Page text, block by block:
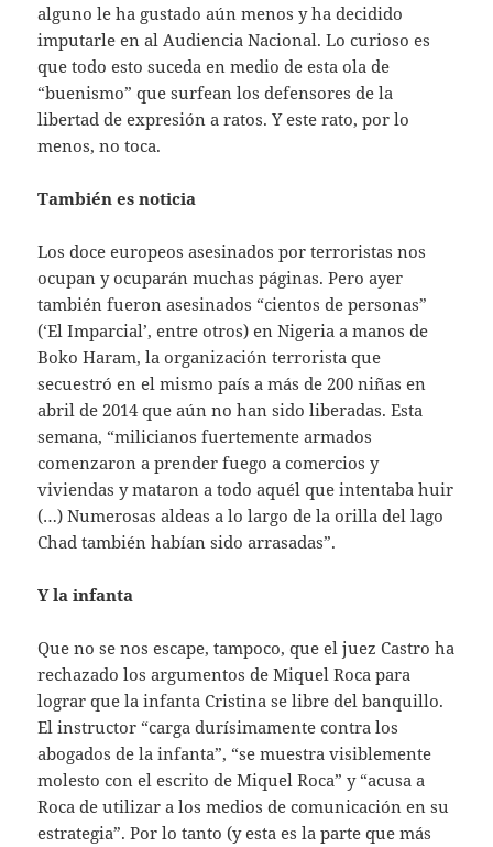
alguno le ha gustado aún menos y ha decidido
imputarle en al Audiencia Nacional. Lo curioso es
que todo esto suceda en medio de esta ola de
“buenismo” que surfean los defensores de la
libertad de expresión a ratos. Y este rato, por lo
menos, no toca.
También es noticia
Los doce europeos asesinados por terroristas nos
ocupan y ocuparán muchas páginas. Pero ayer
también fueron asesinados “cientos de personas”
(‘El Imparcial’, entre otros) en Nigeria a manos de
Boko Haram, la organización terrorista que
secuestró en el mismo país a más de 200 niñas en
abril de 2014 que aún no han sido liberadas. Esta
semana, “milicianos fuertemente armados
comenzaron a prender fuego a comercios y
viviendas y mataron a todo aquél que intentaba huir
(…) Numerosas aldeas a lo largo de la orilla del lago
Chad también habían sido arrasadas”.
Y la infanta
Que no se nos escape, tampoco, que el juez Castro ha
rechazado los argumentos de Miquel Roca para
lograr que la infanta Cristina se libre del banquillo.
El instructor “carga durísimamente contra los
abogados de la infanta”, “se muestra visiblemente
molesto con el escrito de Miquel Roca” y “acusa a
Roca de utilizar a los medios de comunicación en su
estrategia”. Por lo tanto (y esta es la parte que más